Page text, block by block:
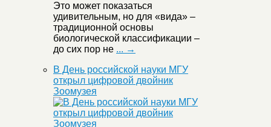
Это может показаться
удивительным, но для «вида» –
традиционной основы
биологической классификации –
до сих пор не ... →
В День российской науки МГУ
открыл цифровой двойник
Зоомузея